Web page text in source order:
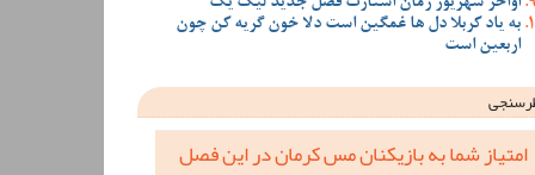
به یاد کربلا دل ها غمگین است دلا خون گریه کن چون
اربعین است
امتیاز شما به بازیکنان مس کرمان در این فصل